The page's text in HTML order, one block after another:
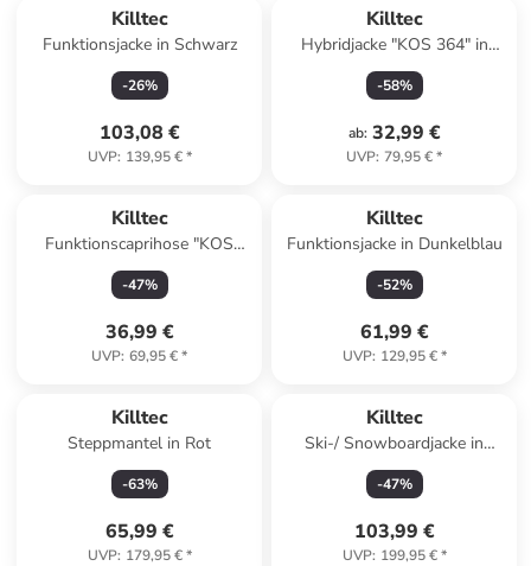
Killtec
Funktionsjacke in Schwarz
-26%
103,08 €
UVP: 139,95 €*
Killtec
Hybridjacke "KOS 364" in
Grau
-58%
ab: 32,99 €
UVP: 79,95 €*
Killtec
Funktionscaprihose "KOS
240" in Schwarz
-47%
36,99 €
UVP: 69,95 €*
Killtec
Funktionsjacke in Dunkelblau
-52%
61,99 €
UVP: 129,95 €*
Killtec
Steppmantel in Rot
-63%
65,99 €
UVP: 179,95 €*
Killtec
Ski-/ Snowboardjacke in
Türkis
-47%
103,99 €
UVP: 199,95 €*